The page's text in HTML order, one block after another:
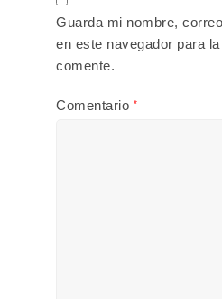
Guarda mi nombre,
en este navegador para
comente.
Comentario *